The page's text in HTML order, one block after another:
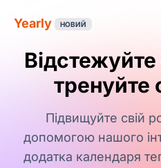
Yearly НОВИЙ
тренуйте
Підвищуйте свій
допомогою нашого
додатка календаря